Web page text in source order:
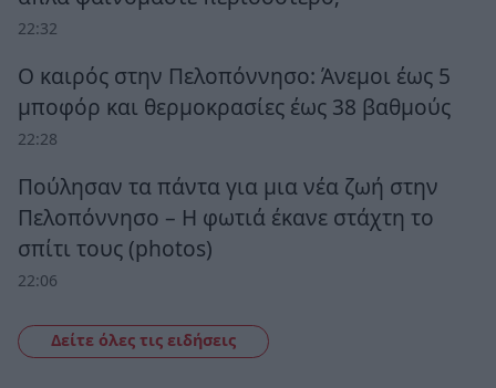
22:32
Ο καιρός στην Πελοπόννησο: Άνεμοι έως 5
μποφόρ και θερμοκρασίες έως 38 βαθμούς
22:28
Πούλησαν τα πάντα για μια νέα ζωή στην
Πελοπόννησο – Η φωτιά έκανε στάχτη το
σπίτι τους (photos)
22:06
Δείτε όλες τις ειδήσεις